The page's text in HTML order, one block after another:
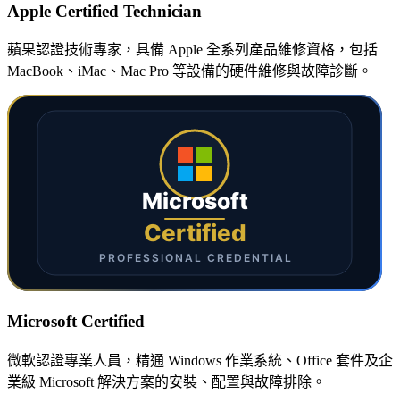
Apple Certified Technician
蘋果認證技術專家，具備 Apple 全系列產品維修資格，包括
MacBook、iMac、Mac Pro 等設備的硬件維修與故障診斷。
Microsoft Certified
微軟認證專業人員，精通 Windows 作業系統、Office 套件及企
業級 Microsoft 解決方案的安裝、配置與故障排除。